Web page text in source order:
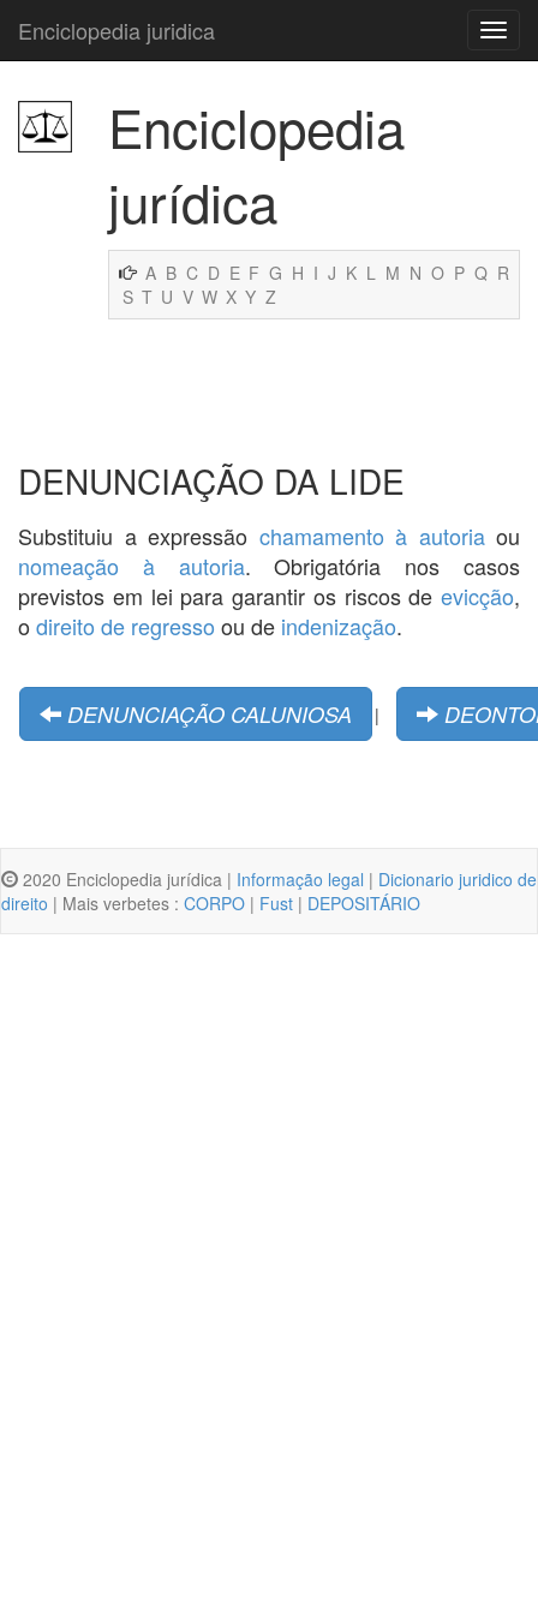
Enciclopedia juridica
Enciclopedia
jurídica
A B C D E F G H I J K L M N O P Q R
S T U V W X Y Z
DENUNCIAÇÃO DA LIDE
Substituiu a expressão chamamento à autoriaou
nomeação à autoria. Obrigatória nos casos
previstos em lei para garantir os riscos de evicção,
o direito de regresso ou de indenização.
DENUNCIAÇÃO CALUNIOSA |
2020 Enciclopedia jurídica | Informação legal | Dicionario juridico de
direito | Mais verbetes : CORPO | Fust | DEPOSITÁRIO